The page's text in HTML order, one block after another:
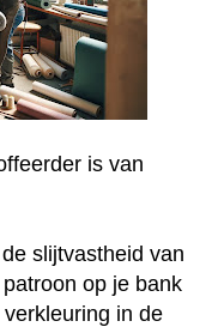
is van
slijtvastheid van
op je bank
in de